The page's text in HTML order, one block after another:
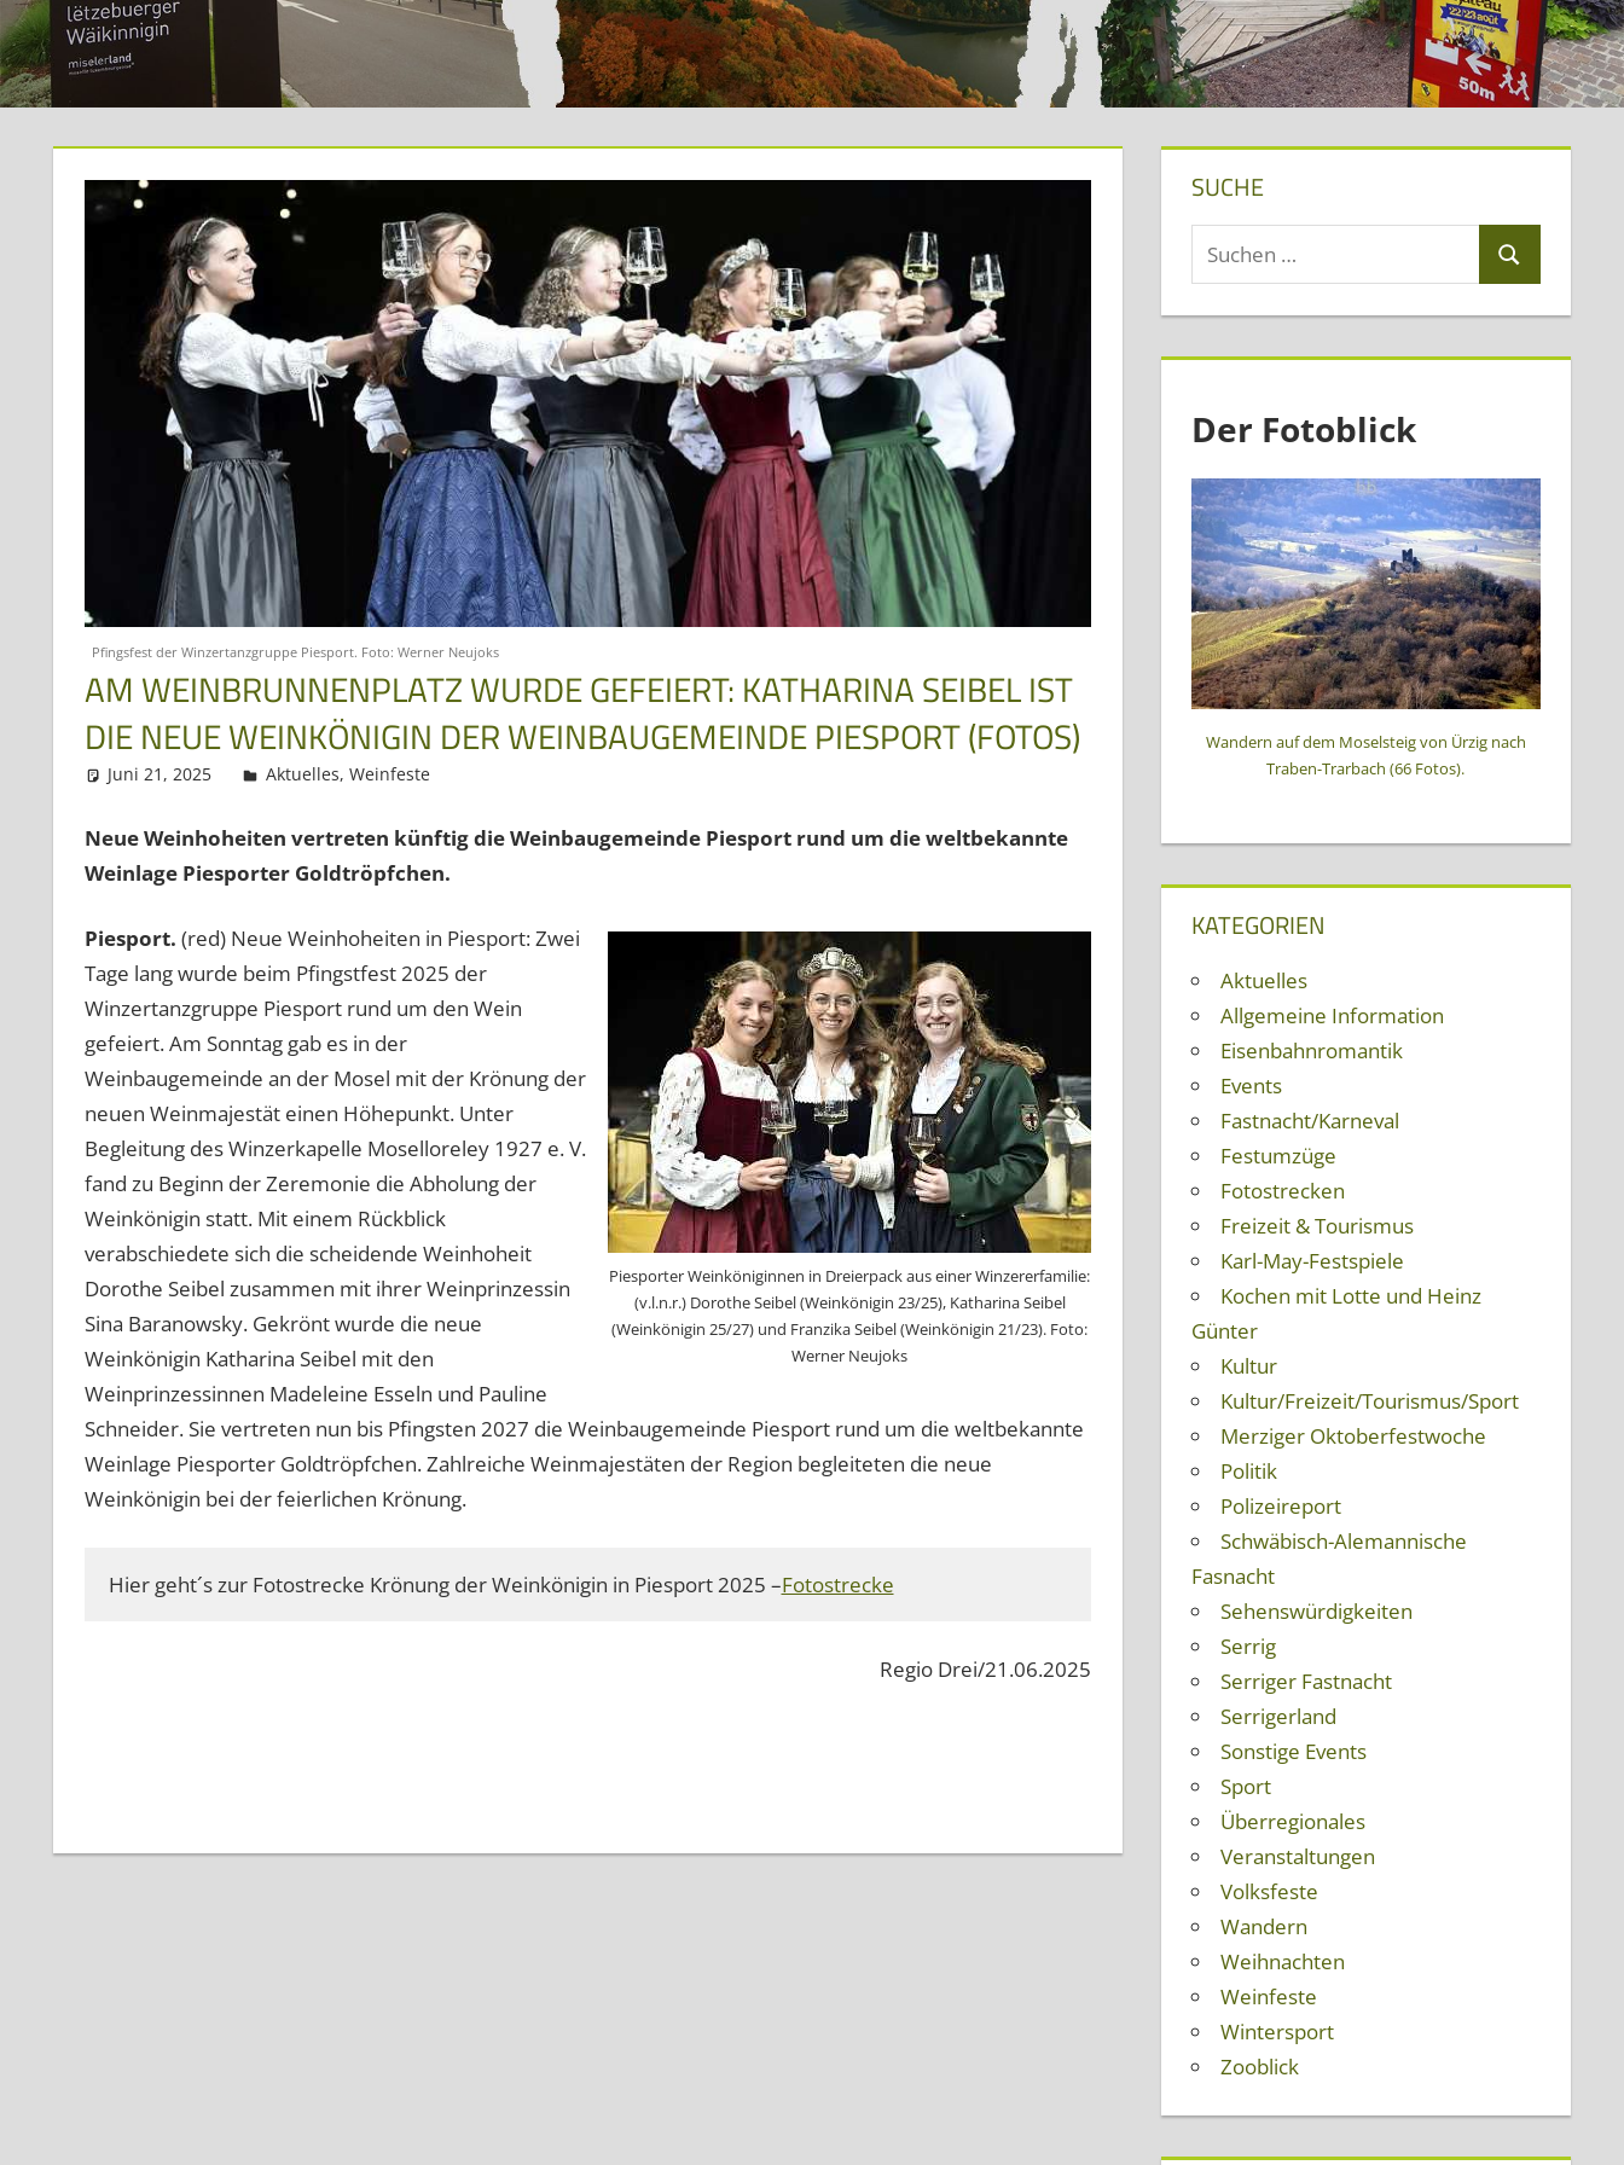
Pfingsfest der Winzertanzgruppe Piesport. Foto: Werner Neujoks
AM WEINBRUNNENPLATZ WURDE GEFEIERT: KATHARINA SEIBEL IST
DIE NEUE WEINKÖNIGIN DER WEINBAUGEMEINDE PIESPORT (FOTOS)
Juni 21, 2025 Regio3
Aktuelles, Weinfeste
Neue Weinhoheiten vertreten künftig die Weinbaugemeinde Piesport rund um die weltbekannte
Weinlage Piesporter Goldtröpfchen.
Piesporter Weinköniginnen in Dreierpack aus einer Winzererfamilie:
(v.l.n.r.) Dorothe Seibel (Weinkönigin 23/25), Katharina Seibel
(Weinkönigin 25/27) und Franzika Seibel (Weinkönigin 21/23). Foto:
Werner Neujoks
Piesport. (red) Neue Weinhoheiten in Piesport: Zwei
Tage lang wurde beim Pfingstfest 2025 der
Winzertanzgruppe Piesport rund um den Wein
gefeiert. Am Sonntag gab es in der
Weinbaugemeinde an der Mosel mit der Krönung der
neuen Weinmajestät einen Höhepunkt. Unter
Begleitung des Winzerkapelle Moselloreley 1927 e. V.
fand zu Beginn der Zeremonie die Abholung der
Weinkönigin statt. Mit einem Rückblick
verabschiedete sich die scheidende Weinhoheit
Dorothe Seibel zusammen mit ihrer Weinprinzessin
Sina Baranowsky. Gekrönt wurde die neue
Weinkönigin Katharina Seibel mit den
Weinprinzessinnen Madeleine Esseln und Pauline
Schneider. Sie vertreten nun bis Pfingsten 2027 die Weinbaugemeinde Piesport rund um die weltbekannte
Weinlage Piesporter Goldtröpfchen. Zahlreiche Weinmajestäten der Region begleiteten die neue
Weinkönigin bei der feierlichen Krönung.
Hier geht´s zur Fotostrecke Krönung der Weinkönigin in Piesport 2025 –Fotostrecke
Regio Drei/21.06.2025
SUCHE
Suchen
nach:
Suchen
Der Fotoblick
Wandern auf dem Moselsteig von Ürzig nach
Traben-Trarbach (66 Fotos).
KATEGORIEN
Aktuelles
Allgemeine Information
Eisenbahnromantik
Events
Fastnacht/Karneval
Festumzüge
Fotostrecken
Freizeit & Tourismus
Karl-May-Festspiele
Kochen mit Lotte und Heinz
Günter
Kultur
Kultur/Freizeit/Tourismus/Sport
Merziger Oktoberfestwoche
Politik
Polizeireport
Schwäbisch-Alemannische
Fasnacht
Sehenswürdigkeiten
Serrig
Serriger Fastnacht
Serrigerland
Sonstige Events
Sport
Überregionales
Veranstaltungen
Volksfeste
Wandern
Weihnachten
Weinfeste
Wintersport
Zooblick